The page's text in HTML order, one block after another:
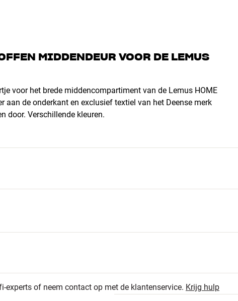
MIDDENDEUR VOOR DE LEMUS
voor het brede middencompartiment van de Lemus HOME
aan de onderkant en exclusief textiel van het Deense merk
door. Verschillende kleuren.
4.6
0
experts of neem contact op met de klantenservice. Krijg hulp